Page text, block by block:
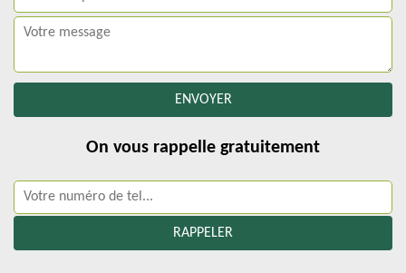
On vous rappelle gratuitement